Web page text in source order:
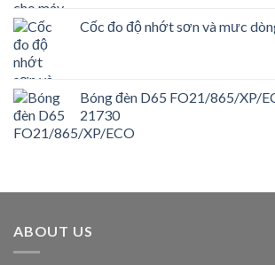
Cốc đo độ nhớt sơn và mưc
Bóng đèn D65 FO21/865/XP/
21730
ABOUT US